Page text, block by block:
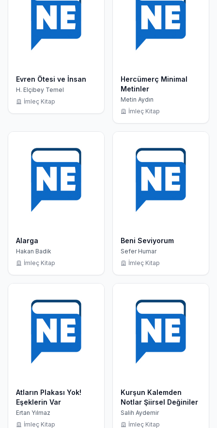
Evren Ötesi ve İnsan
H. Elçibey Temel
İmleç Kitap
Hercümerç Minimal
Metinler
Metin Aydın
İmleç Kitap
Alarga
Hakan Badik
İmleç Kitap
Beni Seviyorum
Sefer Humar
İmleç Kitap
Atların Plakası Yok!
Eşeklerin Var
Ertan Yılmaz
İmleç Kitap
Kurşun Kalemden
Notlar Şiirsel Değiniler
Salih Aydemir
İmleç Kitap